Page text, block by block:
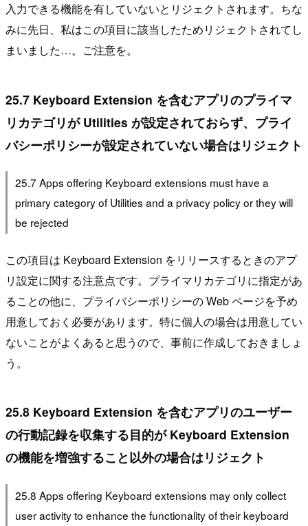
入力できる機能を有していないとリジェクトされます。ちな
みに先日、私はこの項目に該当したためリジェクトされてし
まいました…。ご注意を。
25.7 Keyboard Extension を含むアプリのプライマ
リカテゴリが Utilities が設定されておらず、プライ
バシーポリシーが設定されていない場合はリジェクト
25.7 Apps offering Keyboard extensions must have a
primary category of Utilities and a privacy policy or they will
be rejected
この項目は Keyboard Extension をリリースするときのアプ
リ設定に関する注意点です。プライマリカテゴリに指定があ
ることの他に、プライバシーポリシーの Web ページを予め
用意しておく必要があります。特に個人の場合は用意してい
ないことがよくあると思うので、事前に作成しておきましょ
う。
25.8 Keyboard Extension を含むアプリのユーザー
の行動記録を収集する目的が Keyboard Extension
の機能を増強すること以外の場合はリジェクト
25.8 Apps offering Keyboard extensions may only collect
user activity to enhance the functionality of their keyboard